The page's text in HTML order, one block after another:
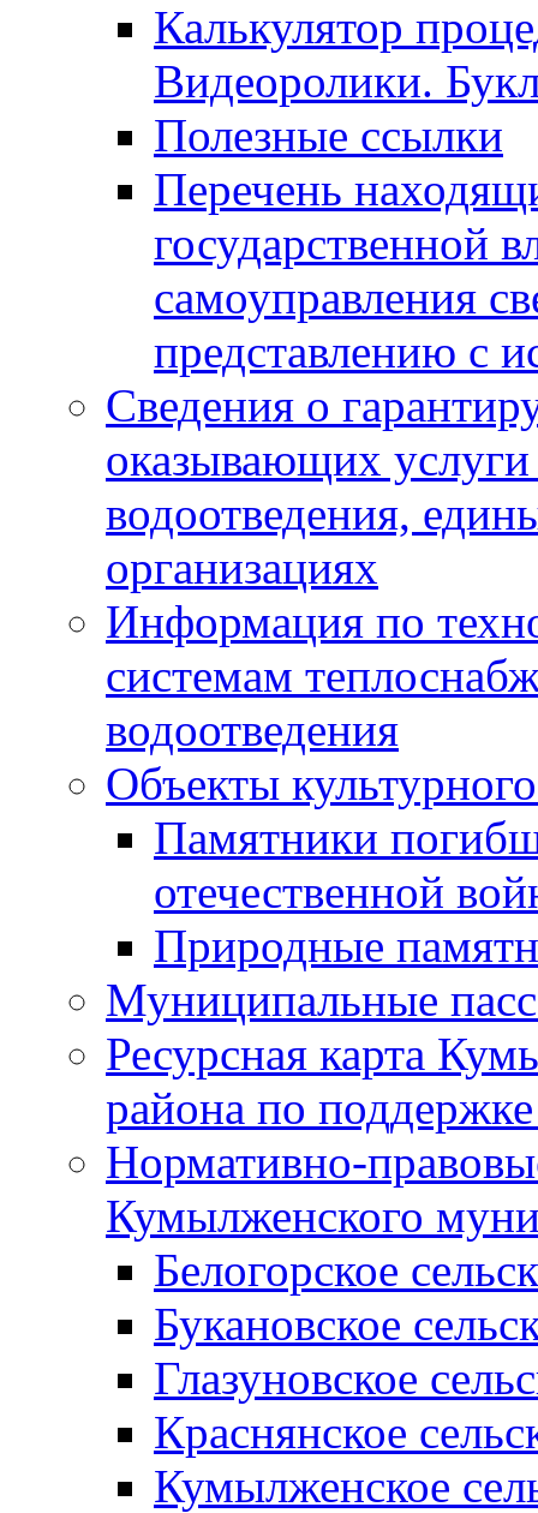
Калькулятор
Видеоролики.
Полезные ссылки
Перечень
государственной
самоуправления
представлению с
Сведения о
оказывающих
водоотведения,
организациях
Информация по
системам
водоотведения
Объекты
Памятники
отечественной
Природные
Муниципальные
Ресурсная карта
района по
Нормативно-
Кумылженского
Белогорское
Букановское
Глазуновское
Краснянское
Кумылженское